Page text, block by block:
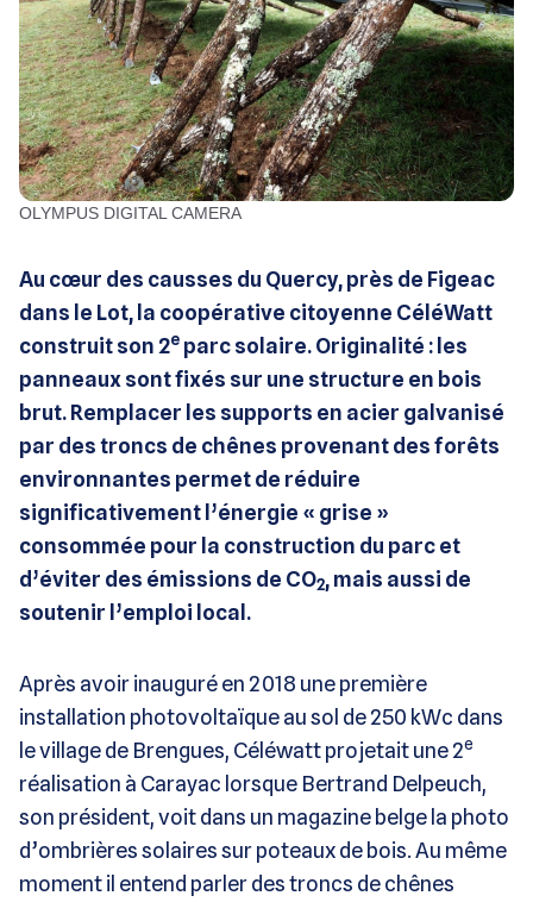
OLYMPUS DIGITAL CAMERA
Au cœur des causses du Quercy, près de Figeac
dans le Lot, la coopérative citoyenne CéléWatt
construit son 2e parc solaire. Originalité : les
panneaux sont fixés sur une structure en bois
brut. Remplacer les supports en acier galvanisé
par des troncs de chênes provenant des forêts
environnantes permet de réduire
significativement l’énergie « grise »
consommée pour la construction du parc et
d’éviter des émissions de CO2, mais aussi de
soutenir l’emploi local.
Après avoir inauguré en 2018 une première
installation photovoltaïque au sol de 250 kWc dans
le village de Brengues, Céléwatt projetait une 2e
réalisation à Carayac lorsque Bertrand Delpeuch,
son président, voit dans un magazine belge la photo
d’ombrières solaires sur poteaux de bois. Au même
moment il entend parler des troncs de chênes